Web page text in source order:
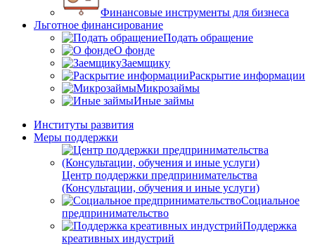
Финансовые инструменты для бизнеса
Льготное финансирование
Подать обращение
О фонде
Заемщику
Раскрытие информации
Микрозаймы
Иные займы
Институты развития
Меры поддержки
Центр поддержки предпринимательства
(Консультации, обучения и иные услуги)
Социальное
предпринимательство
Поддержка
креативных индустрий